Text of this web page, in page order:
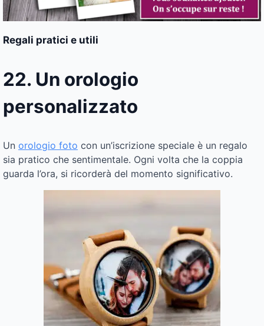
Regali pratici e utili
22. Un orologio
personalizzato
Un orologio foto con un’iscrizione speciale è un regalo
sia pratico che sentimentale. Ogni volta che la coppia
guarda l’ora, si ricorderà del momento significativo.